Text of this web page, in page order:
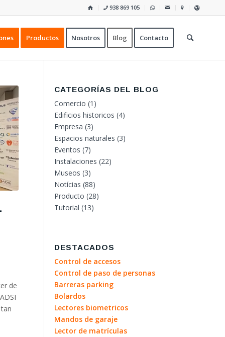
938 869 105
Productos Nosotros Blog Contacto
de
CATEGORÍAS DEL BLOG
Comercio (1)
Edificios historicos (4)
Empresa (3)
Espacios naturales (3)
Eventos (7)
Instalaciones (22)
Museos (3)
Notícias (88)
Producto (28)
Tutorial (13)
DESTACADOS
Control de accesos
Control de paso de personas
Barreras parking
Bolardos
Lectores biometricos
Mandos de garaje
Lector de matrículas